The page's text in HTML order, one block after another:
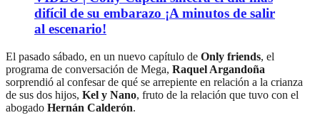
difícil de su embarazo ¡A minutos de salir
al escenario!
El pasado sábado, en un nuevo capítulo de Only friends, el
programa de conversación de Mega, Raquel Argandoña
sorprendió al confesar de qué se arrepiente en relación a la crianza
de sus dos hijos, Kel y Nano, fruto de la relación que tuvo con el
abogado Hernán Calderón.